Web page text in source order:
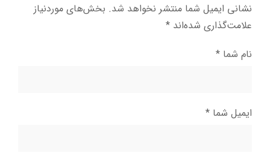
نشانی ایمیل شما منتشر نخواهد شد. بخش‌های موردنیاز
علامت‌گذاری شده‌اند *
نام شما *
ایمیل شما *